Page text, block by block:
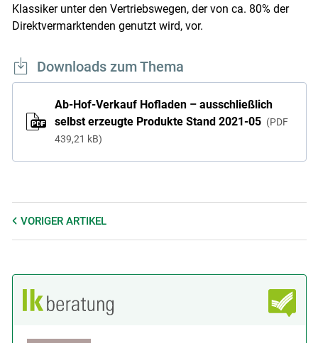
Klassiker unter den Vertriebswegen, der von ca. 80% der
Direktvermarktenden genutzt wird, vor.
Downloads zum Thema
Ab-Hof-Verkauf Hofladen – ausschließlich
selbst erzeugte Produkte Stand 2021-05
PDF
439,21 kB
VORIGER ARTIKEL